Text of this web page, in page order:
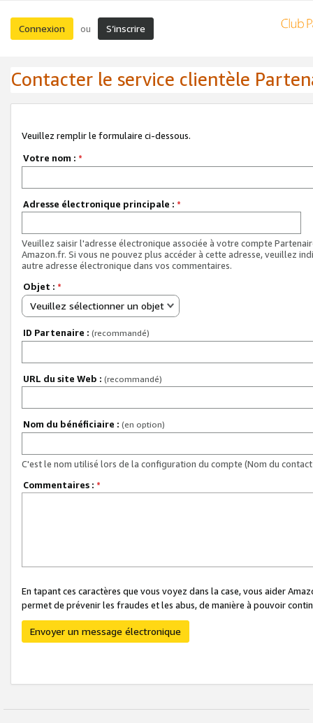
Connexion ou S’inscrire
Contacter le service clientèle
Veuillez remplir le formulaire ci-dessous.
Votre nom : *
Adresse électronique principale : *
Veuillez saisir l'adresse électronique associée à votre compte
Amazon.fr. Si vous ne pouvez plus accéder à cette adresse, veuillez
autre adresse électronique dans vos commentaires.
Objet : *
Veuillez sélectionner un objet
ID Partenaire : (recommandé)
URL du site Web : (recommandé)
Nom du bénéficiaire : (en option)
C'est le nom utilisé lors de la configuration du compte (Nom du
Commentaires : *
En tapant ces caractères que vous voyez dans la case, vous aider
permet de prévenir les fraudes et les abus, de manière à pouvoir
Envoyer un message électronique